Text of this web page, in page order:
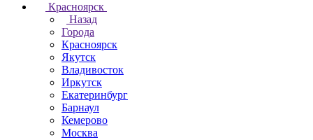
Красноярск
Назад
Города
Красноярск
Якутск
Владивосток
Иркутск
Екатеринбург
Барнаул
Кемерово
Москва